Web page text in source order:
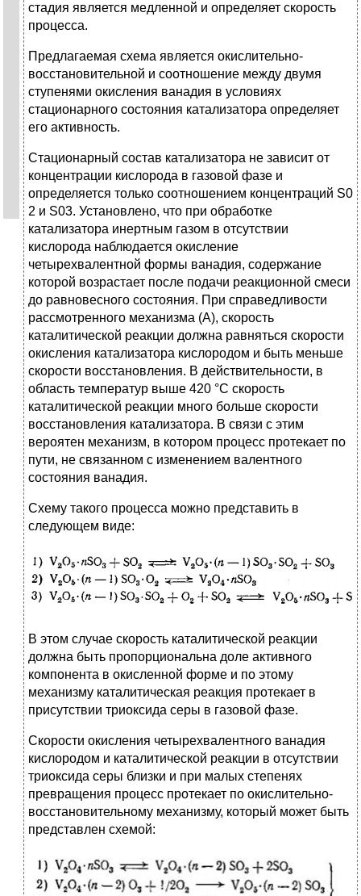
стадия является медленной и определяет скорость
процесса.
Предлагаемая схема является окислительно-
восстановительной и соотношение между двумя
ступенями окисления ванадия в условиях
стационарного состояния катализатора определяет
его активность.
Стационарный состав катализатора не зависит от
концентрации кислорода в газовой фазе и
определяется только соотношением концентраций S0
2 и S03. Установлено, что при обработке
катализатора инертным газом в отсутствии
кислорода наблюдается окисление
четырехвалентной формы ванадия, содержание
которой возрастает после подачи реакционной смеси
до равновесного состояния. При справедливости
рассмотренного механизма (А), скорость
каталитической реакции должна равняться скорости
окисления катализатора кислородом и быть меньше
скорости восстановления. В действительности, в
область температур выше 420 °С скорость
каталитической реакции много больше скорости
восстановления катализатора. В связи с этим
вероятен механизм, в котором процесс протекает по
пути, не связанном с изменением валентного
состояния ванадия.
Схему такого процесса можно представить в
следующем виде:
В этом случае скорость каталитической реакции
должна быть пропорциональна доле активного
компонента в окисленной форме и по этому
механизму каталитическая реакция протекает в
присутствии триоксида серы в газовой фазе.
Скорости окисления четырехвалентного ванадия
кислородом и каталитической реакции в отсутствии
триоксида серы близки и при малых степенях
превращения процесс протекает по окислительно-
восстановительному механизму, который может быть
представлен схемой: